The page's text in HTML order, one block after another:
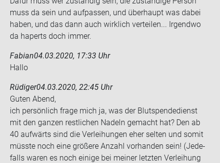
muss da sein und auf­pas­sen, und über­haupt was dabei
haben, und das dann auch wirk­lich ver­tei­len... Ir­gend­wo
da ha­perts doch immer.
Fabian04.03.2020, 17:33 Uhr
Hallo
Rüdiger04.03.2020, 22:45 Uhr
Guten Abend,
ich per­sön­lich frage mich ja, was der Blut­spen­de­dienst
mit den gan­zen rest­li­chen Na­deln ge­macht hat? Den ab
40 auf­wärts sind die Ver­lei­hun­gen eher sel­ten und somit
müss­te noch eine grö­ße­re An­zahl vor­han­den sein! (Je­de­
falls waren es noch ei­ni­ge bei mei­ner letz­ten Ver­lei­hung